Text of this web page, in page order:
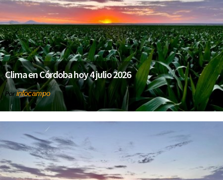
Clima en Córdoba hoy 4 julio 2026
Por infocampo